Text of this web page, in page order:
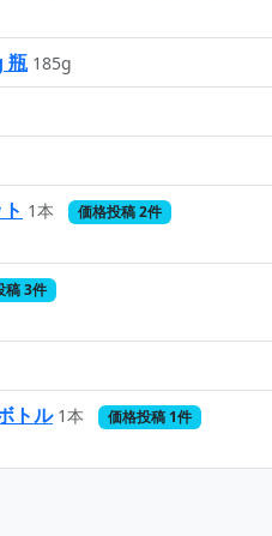
瓶 185g
1本 価格投稿 2件
稿 3件
トル 1本 価格投稿 1件